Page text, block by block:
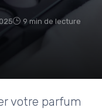
9 min de lecture
votre parfum